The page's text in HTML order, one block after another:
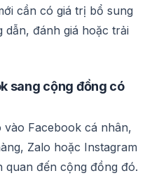
cần có giá trị bổ sung
đánh giá hoặc trải
sang cộng đồng có
vào Facebook cá nhân,
Zalo hoặc Instagram
quan đến cộng đồng đó.